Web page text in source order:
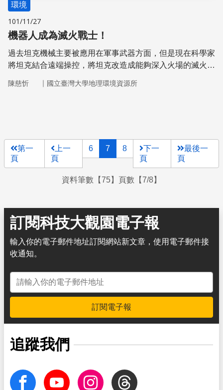
環境
101/11/27
機器人成為滅火戰士！
過去坦克機械主要被應用在軍事武器方面，但是現在科學家
將坦克結合遠端操控，將坦克改造成能夠深入火場的滅火機
工作呢？
陳慈忻 ｜ 國立臺灣大學地理環境資源所
第一
頁
上一
頁
6 7 8
下一
頁
最後一
頁
資料筆數【75】頁數【7/8】
訂閱科技大觀園電子報
輸入你的電子郵件地址訂閱網站新文章，使用電子郵件接
收通知。
電子郵件地址
訂閱電子報
追蹤我們
facebook Youtube InstagramThreads